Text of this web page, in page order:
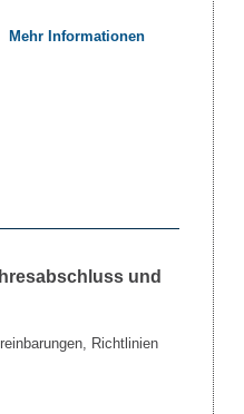
Mehr Informationen
und
Richtlinien